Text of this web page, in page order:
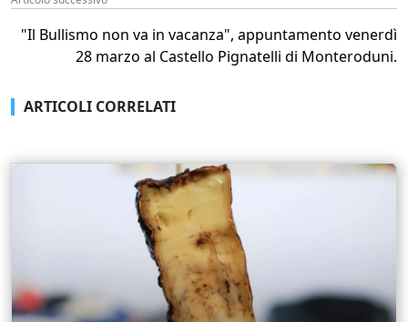
"Il Bullismo non va in vacanza", appuntamento venerdì
28 marzo al Castello Pignatelli di Monteroduni.
ARTICOLI CORRELATI